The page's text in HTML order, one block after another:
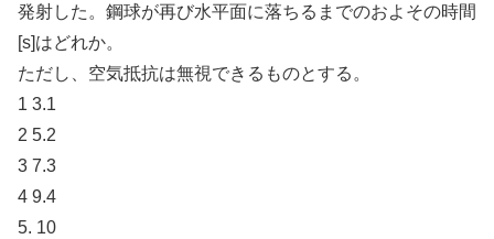
発射した。鋼球が再び水平面に落ちるまでのおよその時間
[s]はどれか。
ただし、空気抵抗は無視できるものとする。
1 3.1
2 5.2
3 7.3
4 9.4
5. 10